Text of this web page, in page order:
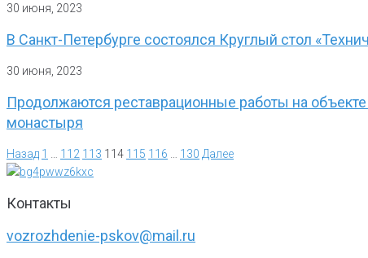
30 июня, 2023
В Санкт-Петербурге состоялся Круглый стол
30 июня, 2023
Продолжаются реставрационные работы на
монастыря
Назад 1 112 113 114 115 116 130 Далее
Контакты
vozrozhdenie-pskov@mail.ru